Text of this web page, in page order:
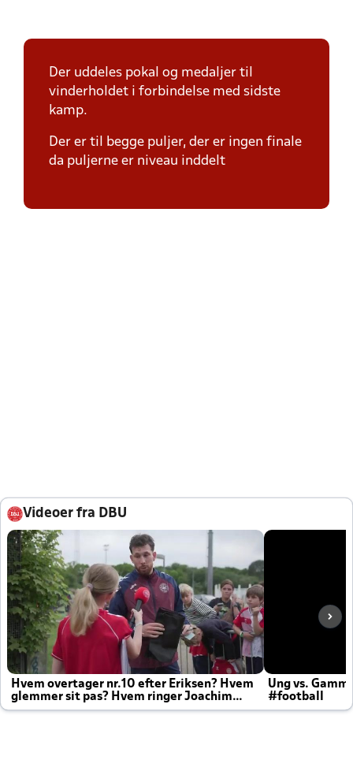
Der uddeles pokal og medaljer til
vinderholdet i forbindelse med sidste
kamp.
Der er til begge puljer, der er ingen finale
da puljerne er niveau inddelt
Videoer fra DBU
Hvem overtager nr.10 efter Eriksen? Hvem
glemmer sit pas? Hvem ringer Joachim
altid til efter kampe?
Ung vs.
#football